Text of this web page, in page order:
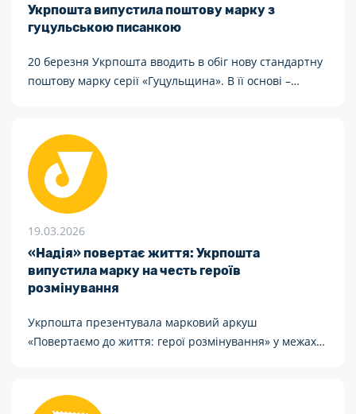
Укрпошта випустила поштову марку з
гуцульською писанкою
20 березня Укрпошта вводить в обіг нову стандартну
поштову марку серії «Гуцульщина». В її основі –
народної культури «Музей Івана Гончара».
19.03.2026
«Надія» повертає життя: Укрпошта
випустила марку на честь героїв
розмінування
Укрпошта презентувала марковий аркуш
«Повертаємо до життя: герої розмінування» у межах